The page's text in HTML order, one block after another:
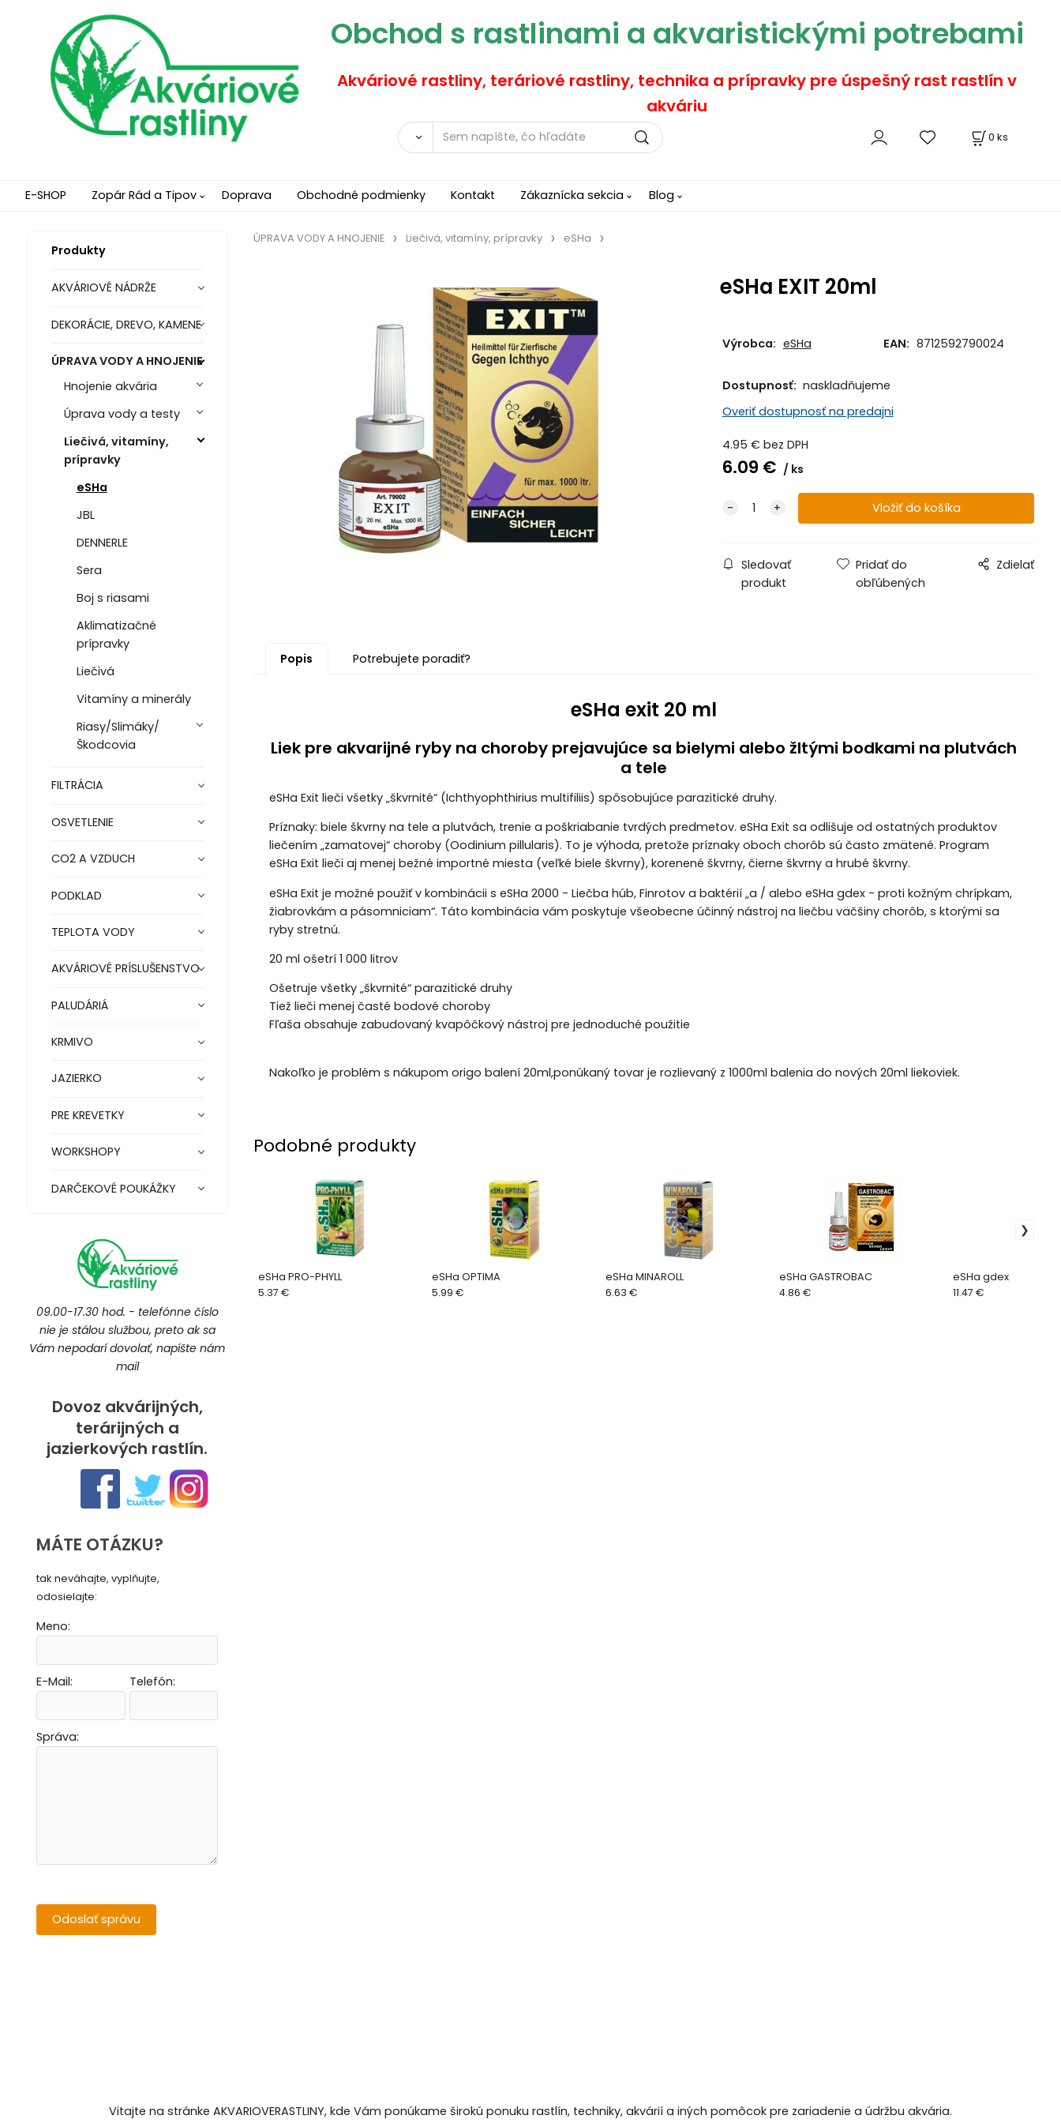
Obchod s rastlinami a akvaristickými potrebami
Akváriové rastliny, teráriové rastliny, technika a prípravky pre úspešný rast rastlín v
akváriu
0 ks
E-SHOP Zopár Rád a Tipov Doprava Obchodné podmienky Kontakt Zákaznícka sekcia Blog
Produkty
AKVÁRIOVÉ NÁDRŽE
DEKORÁCIE, DREVO, KAMENE
ÚPRAVA VODY A HNOJENIE
Hnojenie akvária
Úprava vody a testy
Liečivá, vitamíny,
prípravky
eSHa
JBL
DENNERLE
Sera
Boj s riasami
Aklimatizačné
prípravky
Liečivá
Vitamíny a minerály
Riasy/Slimáky/
Škodcovia
FILTRÁCIA
OSVETLENIE
CO2 A VZDUCH
PODKLAD
TEPLOTA VODY
AKVÁRIOVÉ PRÍSLUŠENSTVO
PALUDÁRIÁ
KRMIVO
JAZIERKO
PRE KREVETKY
WORKSHOPY
DARČEKOVÉ POUKÁŽKY
09.00-17.30 hod. - telefónne číslo
nie je stálou službou, preto ak sa
Vám nepodarí dovolať, napíšte nám
mail
Dovoz akvárijných,
terárijných a
jazierkových rastlín.
MÁTE OTÁZKU?
tak neváhajte, vyplňujte,
odosielajte:
Meno:
E-Mail:
Telefón:
Správa:
ÚPRAVA VODY A HNOJENIE Liečivá, vitamíny, prípravky eSHa
eSHa EXIT 20ml
Výrobca: eSHa EAN: 8712592790024
Dostupnosť: naskladňujeme
Overiť dostupnosť na predajni
4.95 € bez DPH
6.09 € ks
Sledovať
produkt
Pridať do
obľúbených
Zdielať
Popis Potrebujete poradiť?
eSHa exit 20 ml
Liek pre akvarijné ryby na choroby prejavujúce sa bielymi alebo žltými bodkami na plutvách
a tele
eSHa Exit lieči všetky „škvrnité“ (Ichthyophthirius multifiliis) spôsobujúce parazitické druhy.
Príznaky: biele škvrny na tele a plutvách, trenie a poškriabanie tvrdých predmetov. eSHa Exit sa odlišuje od ostatných produktov
liečením „zamatovej“ choroby (Oodinium pillularis). To je výhoda, pretože príznaky oboch chorôb sú často zmätené. Program
eSHa Exit lieči aj menej bežné importné miesta (veľké biele škvrny), korenené škvrny, čierne škvrny a hrubé škvrny.
eSHa Exit je možné použiť v kombinácii s eSHa 2000 - Liečba húb, Finrotov a baktérií „a / alebo eSHa gdex - proti kožným chrípkam,
žiabrovkám a pásomniciam“. Táto kombinácia vám poskytuje všeobecne účinný nástroj na liečbu väčšiny chorôb, s ktorými sa
ryby stretnú.
20 ml ošetrí 1 000 litrov
Ošetruje všetky „škvrnité“ parazitické druhy
Tiež lieči menej časté bodové choroby
Fľaša obsahuje zabudovaný kvapôčkový nástroj pre jednoduché použitie
Nakoľko je problém s nákupom origo balení 20ml,ponúkaný tovar je rozlievaný z 1000ml balenia do nových 20ml liekoviek.
Podobné produkty
eSHa PRO-PHYLL
5.37 €
eSHa OPTIMA
5.99 €
eSHa MINAROLL
6.63 €
eSHa GASTROBAC
4.86 €
eSHa gdex
11.47 €
Vitajte na stránke AKVARIOVERASTLINY, kde Vám ponúkame širokú ponuku rastlín, techniky, akvárií a iných pomôcok pre zariadenie a údržbu akvária.